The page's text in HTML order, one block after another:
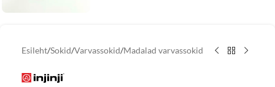
Esileht/Sokid/Varvassokid/Madalad varvassokid